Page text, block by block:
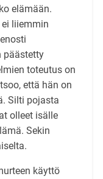
elämään.
liiemmin
päästetty
toteutus on
että hän on
Silti pojasta
olleet isälle
Sekin
käyttö